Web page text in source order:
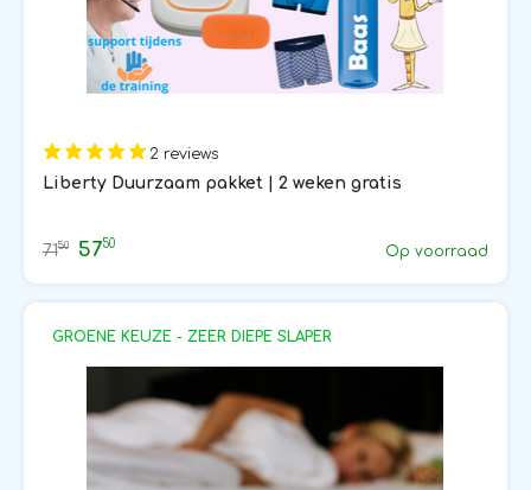
2 reviews
Liberty Duurzaam pakket | 2 weken gratis
7150 5750 Op voorraad
GROENE KEUZE - ZEER DIEPE SLAPER